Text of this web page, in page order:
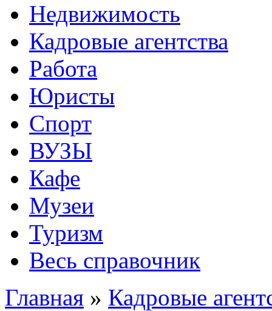
Недвижимость
Кадровые агентства
Работа
Юристы
Спорт
ВУЗЫ
Кафе
Музеи
Туризм
Весь справочник
Главная » Кадровые